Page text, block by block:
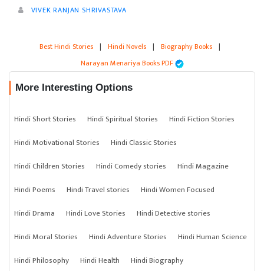
VIVEK RANJAN SHRIVASTAVA
Best Hindi Stories | Hindi Novels | Biography Books |
Narayan Menariya Books PDF
More Interesting Options
Hindi Short Stories Hindi Spiritual Stories
Hindi Fiction Stories
Hindi Motivational Stories
Hindi Classic Stories
Hindi Children Stories
Hindi Comedy stories
Hindi Magazine
Hindi Poems
Hindi Travel stories
Hindi Women Focused
Hindi Drama
Hindi Love Stories
Hindi Detective stories
Hindi Moral Stories
Hindi Adventure Stories
Hindi Human Science
Hindi Philosophy
Hindi Health
Hindi Biography